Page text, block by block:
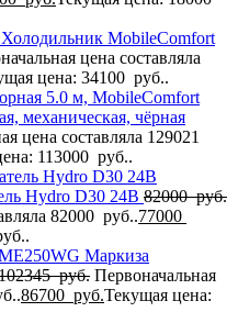
Холодильник MobileComfort
цена составляла
цена: 34100 руб..
5.0 м, MobileComfort
механическая, чёрная
цена составляла 129021
113000 руб..
Hydro D30 24В 82000руб.
82000 руб..77000
Маркиза
руб. Первоначальная
86700 руб.Текущая цена: